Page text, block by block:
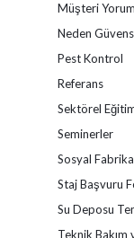
Müşteri
Neden
Pest Kontrol
Referans
Sektörel
Seminerler
Sosyal Fabrika
Staj Başvuru
Su Deposu
Teknik Bakım